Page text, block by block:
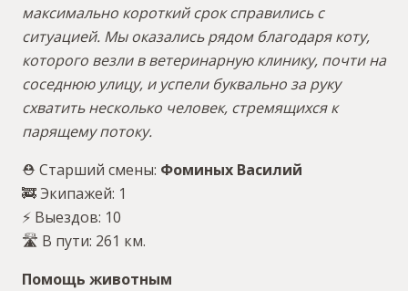
максимально короткий срок справились с
ситуацией. Мы оказались рядом благодаря коту,
которого везли в ветеринарную клинику, почти на
соседнюю улицу, и успели буквально за руку
схватить несколько человек, стремящихся к
парящему потоку.
⛑ Старший смены: Фоминых Василий
🚒 Экипажей: 1
⚡️ Выездов: 10
🛣 В пути: 261 км.
Помощь животным